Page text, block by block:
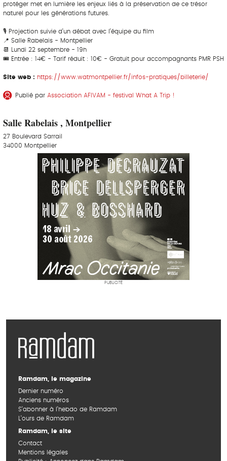
protéger met en lumière les enjeux liés à la préservation de ce trésor
naturel pour les générations futures.
🎙 Projection suivie d’un débat avec l’équipe du film
📍 Salle Rabelais - Montpellier
📆 Lundi 22 septembre - 19h
🎟 Entrée : 14€ - Tarif réduit : 10€ - Gratuit pour accompagnants PMR PSH
Site web : https://www.watmontpellier.fr/infos-pratiques/billeterie/
Publié par Association AFIVAM - festival What A Trip !
Salle Rabelais , Montpellier
27 Boulevard Sarrail
34000 Montpellier
PUBLICITÉ
Ramdam, le magazine
Dernier numéro
Anciens numéros
S’abonner à l’hebdo de Ramdam
L’ours de Ramdam
Ramdam, le site
Contact
Mentions légales